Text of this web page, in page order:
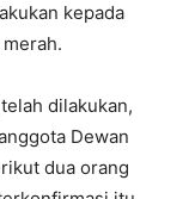
kepada
dilakukan,
Dewan
dua orang